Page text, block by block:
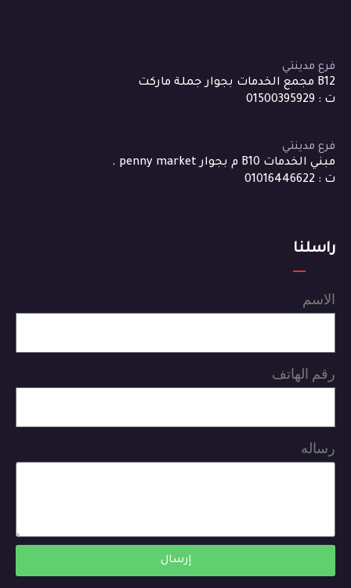
فرع مدينتي
B12 مجمع الخدمات بجوار جملة ماركت
ت : 01500395929
فرع مدينتي
مبني الخدمات B10 م بجوار penny market .
ت : 01016446622
راسلنا
الاسم
رقم الهاتف
رساله
إرسال